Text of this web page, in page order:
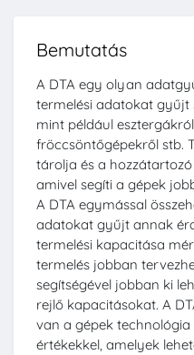
Bemutatás
A DTA egy olyan
termelési adatokat
mint például
fröccsöntőgépekről stb.
tárolja és a
amivel segíti a gépek
A DTA egymással
adatokat gyűjt annak
termelési kapacitása
termelés jobban
segítségével jobban ki
rejlő kapacitásokat. A
van a gépek
értékekkel, amelyek